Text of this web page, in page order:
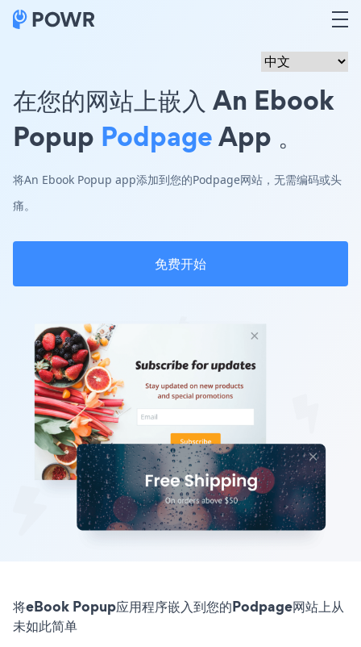
在您的网站上嵌入 An Ebook
Popup PodpageApp 。
将An Ebook Popup app添加到您的Podpage网站，无需编码或头
痛。
免费开始
将eBook Popup应用程序嵌入到您的Podpage网站上从
未如此简单